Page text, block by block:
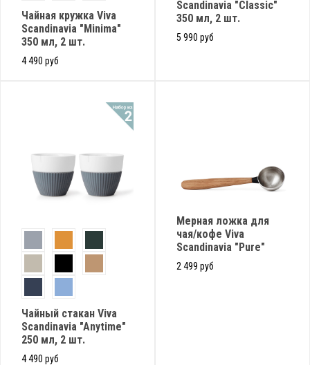
Чайная кружка Viva
Scandinavia "Minima"
350 мл, 2 шт.
4 490 руб
Scandinavia "Classic"
350 мл, 2 шт.
5 990 руб
Чайный стакан Viva
Scandinavia "Anytime"
250 мл, 2 шт.
4 490 руб
Мерная ложка для
чая/кофе Viva
Scandinavia "Pure"
2 499 руб